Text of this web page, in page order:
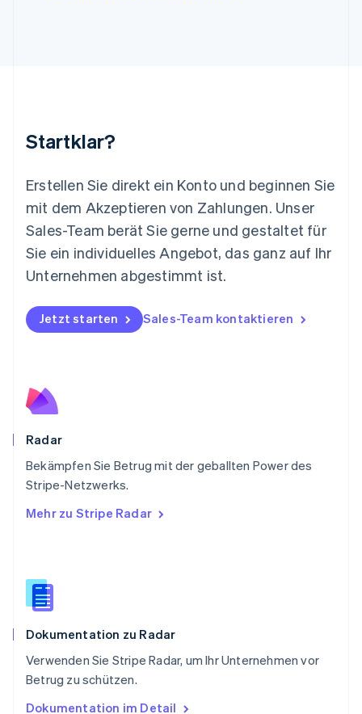
Startklar?
Erstellen Sie direkt ein Konto und beginnen Sie
mit dem Akzeptieren von Zahlungen. Unser
Sales-Team berät Sie gerne und gestaltet für
Sie ein individuelles Angebot, das ganz auf Ihr
Unternehmen abgestimmt ist.
Jetzt starten Sales-Team kontaktieren
Radar
Bekämpfen Sie Betrug mit der geballten Power des
Stripe-Netzwerks.
Mehr zu Stripe Radar
Dokumentation zu Radar
Verwenden Sie Stripe Radar, um Ihr Unternehmen vor
Betrug zu schützen.
Dokumentation im Detail
Español English
Niederlande
NederlandsEnglish
English
Österreich
Deutsch
Polen
Portugal
PortuguêsEnglish
Svenska
Schweiz
Singapur
English简体中文
Slowakei
Slowenien
English
Spanien
Thailand
Tschechische Republik
English